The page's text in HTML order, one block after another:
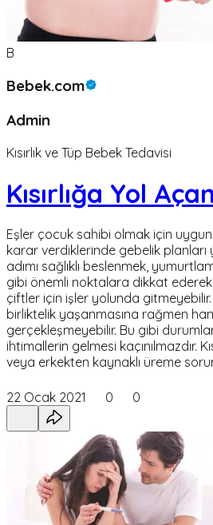
B
Bebek.com
Admin
Kısırlık ve Tüp Bebek Tedavisi
Kısırlığa Yol
Eşler çocuk sahibi olmak için
karar verdiklerinde gebelik
adımı sağlıklı beslenmek,
gibi önemli noktalara dikkat
çiftler için işler yolunda
birliktelik yaşanmasına rağmen
gerçekleşmeyebilir. Bu gibi
ihtimallerin gelmesi kaçınılmazdır.
veya erkekten kaynaklı üreme
22 Ocak 2021 0 0